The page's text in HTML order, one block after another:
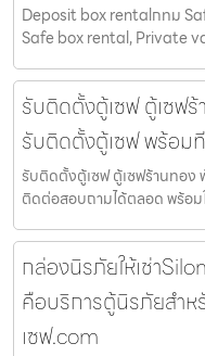
Deposit box rentalกทม
Safe box rental, Private
รับติดตั้งตู้เซฟ ตู้เซฟ
รับติดตั้งตู้เซฟ พร้อม
รับติดตั้งตู้เซฟ ตู้เซฟร้านทอง
ติดต่อสอบถามได้ตลอด พร้อม
กล่องนิรภัยให้เช่า
คือบริการตู้นิรภัยสำห
เซฟ.com